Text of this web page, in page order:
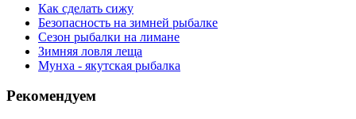
Как сделать сижу
Безопасность на зимней рыбалке
Сезон рыбалки на лимане
Зимняя ловля леща
Мунха - якутская рыбалка
Рекомендуем